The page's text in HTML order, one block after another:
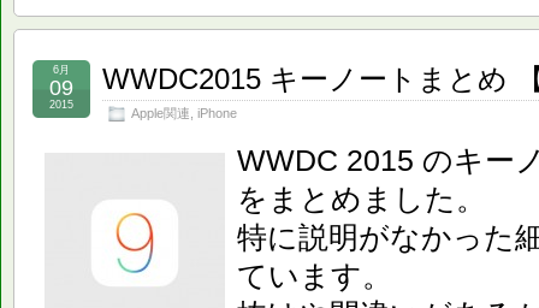
WWDC2015 キーノートまとめ
Apple関連 iPhone
6月
09
2015
WWDC 2015 のキー
をまとめました。
特に説明がなかった
ています。